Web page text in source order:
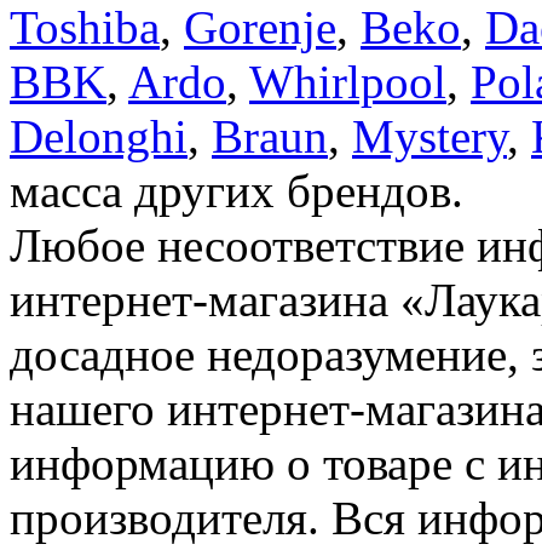
Toshiba, Gorenje, Beko,
BBK, Ardo, Whirlpool,
Delonghi, Braun, Mystery,
масса других брендов.
Любое несоответствие
интернет-магазина
досадное недоразумение,
нашего интернет-
информацию о товаре с
производителя. Вся